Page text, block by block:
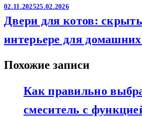
02.11.202525.02.2026
Двери для котов:
интерьере для
Похожие записи
Как правильно
смеситель с